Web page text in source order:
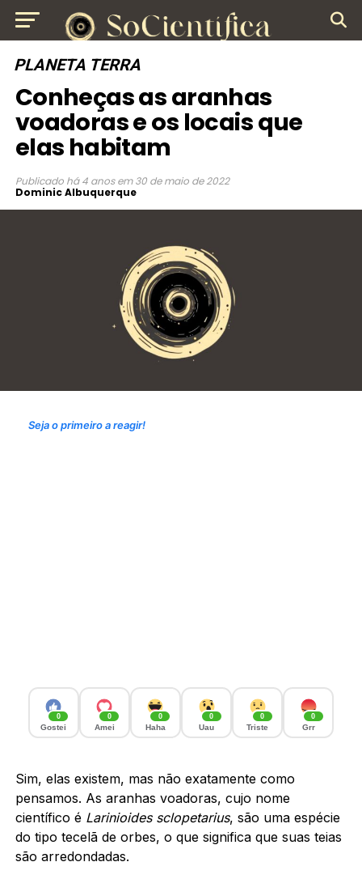
PLANETA TERRA
Conheças as aranhas
voadoras e os locais que
elas habitam
Publicado há 4 anos em 30 de maio de 2022
Dominic Albuquerque
Seja o primeiro a reagir!
0
Gostei
0
Amei
0
Haha
0
Uau
0
Triste
0
Grr
Sim, elas existem, mas não exatamente como
pensamos. As aranhas voadoras, cujo nome
científico é Larinioides sclopetarius, são uma espécie
do tipo tecelã de orbes, o que significa que suas teias
são arredondadas.